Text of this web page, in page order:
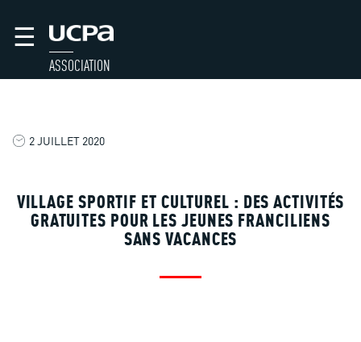
☰
ASSOCIATION
2 JUILLET 2020
VILLAGE SPORTIF ET CULTUREL : DES ACTIVITÉS
GRATUITES POUR LES JEUNES FRANCILIENS
SANS VACANCES